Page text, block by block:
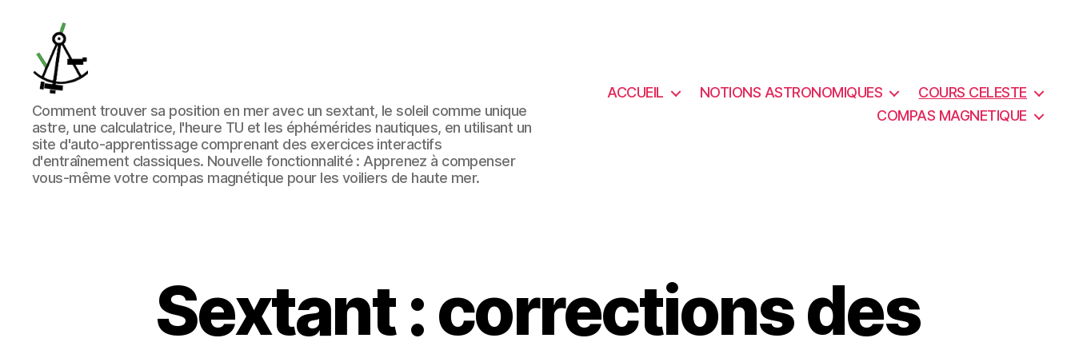
ladroitedehauteur.com
Comment trouver sa position en mer avec un sextant, le soleil comme unique
astre, une calculatrice, l'heure TU et les éphémérides nautiques, en utilisant un
site d'auto-apprentissage comprenant des exercices interactifs
d'entraînement classiques. Nouvelle fonctionnalité : Apprenez à compenser
vous-même votre compas magnétique pour les voiliers de haute mer.
ACCUEIL NOTIONS ASTRONOMIQUES
COURS CELESTE
COMPAS MAGNETIQUE
Sextant : corrections des